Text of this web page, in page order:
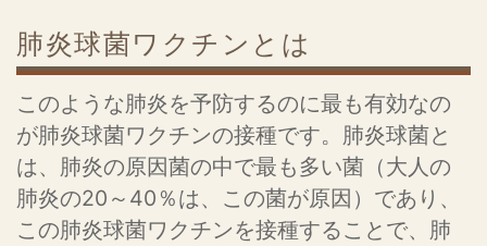
肺炎球菌ワクチンとは
このような肺炎を予防するのに最も有効なの
が肺炎球菌ワクチンの接種です。肺炎球菌と
は、肺炎の原因菌の中で最も多い菌（大人の
肺炎の20～40％は、この菌が原因）であり、
この肺炎球菌ワクチンを接種することで、肺